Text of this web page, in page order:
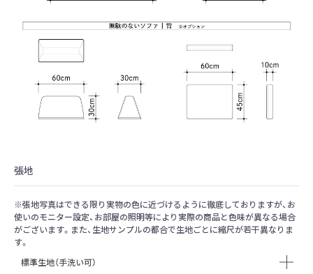
張地
※張地写真はできる限り実物の色に近づけるように徹底しておりますが、お
使いのモニター設定、お部屋の照明等により実際の商品と色味が異なる場合
がございます。また、生地サンプルの都合で生地ごとに縮尺が若干異なりま
す。
標準生地（手洗い可）